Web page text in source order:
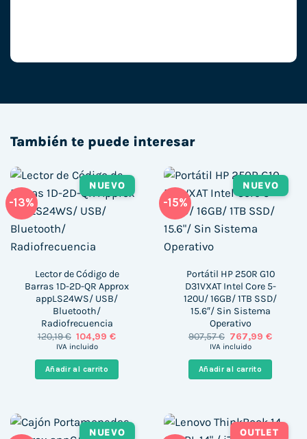
También te puede interesar
-13%
NUEVO
Lector de Código de
Barras 1D-2D-QR Approx
appLS24WS/ USB/
Bluetooth/
Radiofrecuencia
120,19€ El
precio
era:
120,19 €.
104,99€El
es:
104,99 €.
IVA incluido
Añadir al carrito
-15%
NUEVO
Portátil HP 250R G10
D31VXAT Intel Core 5-
120U/ 16GB/ 1TB SSD/
15.6″/ Sin Sistema
Operativo
907,57€ El
precio
era:
907,57 €.
767,99€El
es:
767,99
IVA incluido
Añadir al carrito
NUEVO OUTLET